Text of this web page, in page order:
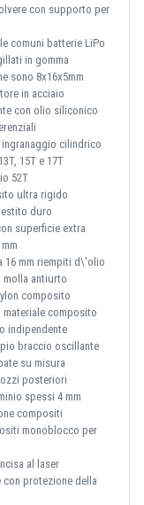
con supporto per
comuni batterie LiPo
in gomma
sono 8x16x5mm
in acciaio
con olio siliconico
cilindrico
15T e 17T
52T
ultra rigido
duro
superficie extra
16 mm riempiti d\'olio
antiurto
composito
composito
indipendente
braccio oscillante
su misura
posteriori
spessi 4 mm
compositi
monoblocco per
al laser
protezione della